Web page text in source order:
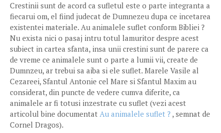
Crestinii sunt de acord ca sufletul este o parte integranta a
fiecarui om, el fiind judecat de Dumnezeu dupa ce incetarea
existentei materiale. Au animalele suflet conform Bibliei ?
Nu exista nici o pasaj intru totul lamuritor despre acest
subiect in cartea sfanta, insa unii crestini sunt de parere ca
de vreme ce animalele sunt o parte a lumii vii, create de
Dumnzeu, ar trebui sa aiba si ele suflet. Marele Vasile al
Cezareei, Sfantul Antonie cel Mare si Sfantul Maxim au
considerat, din puncte de vedere cumva diferite, ca
animalele ar fi totusi inzestrate cu suflet (vezi acest
articolul bine documentat Au animalele suflet ? , semnat de
Cornel Dragos).